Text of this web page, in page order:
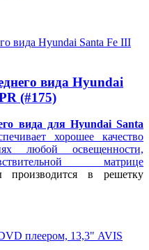
вида Hyundai
(#175)
вида для Hyundai Santa
хорошее качество
любой освещенности,
матрице
производится в решетку